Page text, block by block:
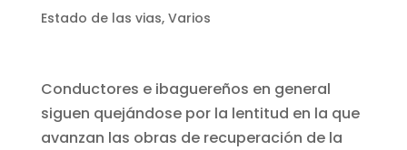
Estado de las vias, Varios
Conductores e ibaguereños en general
siguen quejándose por la lentitud en la que
avanzan las obras de recuperación de la